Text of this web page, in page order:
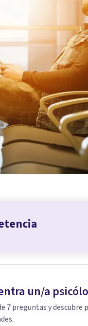
un/a
7 preguntas y descubre